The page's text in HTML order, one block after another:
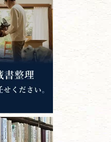
本
・版画・刷り物
書
書
学